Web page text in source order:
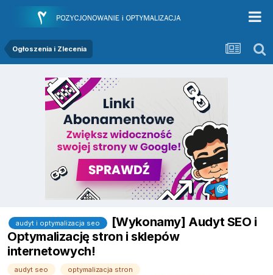
Ogłoszenia i Zlecenia
audyt i optymalizacja seo
[Wykonamy] Audyt SEO i
Optymalizację stron i sklepów
internetowych!
audyt seo
optymalizacja stron